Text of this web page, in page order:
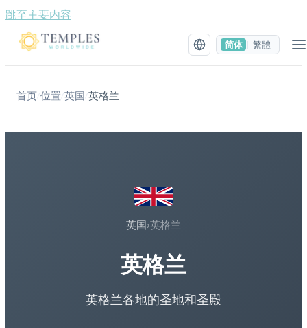
跳至主要内容
简体 繁體
首页/位置 /英国 /英格兰
英国 ›英格兰
英格兰
英格兰各地的圣地和圣殿